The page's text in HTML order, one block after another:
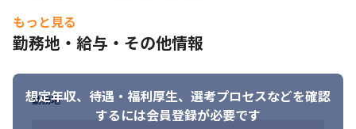
労働人口が減少していくなかで、テクノロジーを活用した戦略人
事がますます重要になっており、昨今“HRテック”業界自体が非常
に成長しています。
は、以下のようなことをこれから達成しなければいけないと考え
ています。
・プロジェクトリーダーの経験（リーダー候補）
■ 求める人物像
・各種技術に対する学習意欲がある方
・今ないものを生み出すことにモチベーションを持って取り組め
る方
・チームワークを重視して関係者とコミュニケーションが取れる
もっと見る
勤務地・給与・その他情報
想定年収、待遇・福利厚生、 選考プロセスなどを確認
するには会員登録が必要です
勤務地